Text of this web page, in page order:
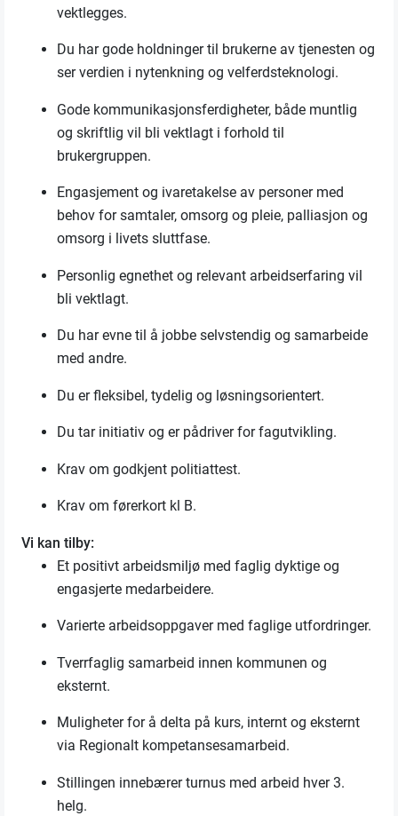
vektlegges.
Du har gode holdninger til brukerne av tjenesten og
ser verdien i nytenkning og velferdsteknologi.
Gode kommunikasjonsferdigheter, både muntlig
og skriftlig vil bli vektlagt i forhold til
brukergruppen.
Engasjement og ivaretakelse av personer med
behov for samtaler, omsorg og pleie, palliasjon og
omsorg i livets sluttfase.
Personlig egnethet og relevant arbeidserfaring vil
bli vektlagt.
Du har evne til å jobbe selvstendig og samarbeide
med andre.
Du er fleksibel, tydelig og løsningsorientert.
Du tar initiativ og er pådriver for fagutvikling.
Krav om godkjent politiattest.
Krav om førerkort kl B.
Vi kan tilby:
Et positivt arbeidsmiljø med faglig dyktige og
engasjerte medarbeidere.
Varierte arbeidsoppgaver med faglige utfordringer.
Tverrfaglig samarbeid innen kommunen og
eksternt.
Muligheter for å delta på kurs, internt og eksternt
via Regionalt kompetansesamarbeid.
Stillingen innebærer turnus med arbeid hver 3.
helg.